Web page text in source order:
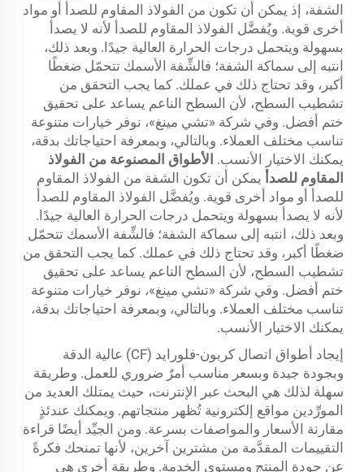
الشفة، إذ يمكن أن تكون من الفولاذ المقاوم للصدأ أو مواد
أخرى قوية. ويُفضَّل الفولاذ المقاوم للصدأ لأنه لا يصدأ
بسهولة ويتحمل درجات الحرارة العالية جيدًا. وبعد ذلك،
انتبه إلى سماكة الشفة؛ فالشِّفة الأسمك تتحمّل ضغطًا
أكبر، وقد تحتاج ذلك في عملك. كما يجب التحقق من
تشطيب السطح، لأن السطح الناعم يساعد على تحقيق
ختم أفضل. وفي شركة «تشي مينغ»، نوفر خيارات متنوعة
تناسب مختلف العملاء. وبالتالي، وبمعرفة احتياجاتك بدقة،
يمكنك الاختيار الأنسب. الأطواق المصنوعة من الفولاذ
المقاوم للصدأ يمكن أن تكون الشفة من الفولاذ المقاوم
للصدأ أو مواد أخرى قوية. ويُفضَّل الفولاذ المقاوم للصدأ
لأنه لا يصدأ بسهولة ويتحمل درجات الحرارة العالية جيدًا.
وبعد ذلك، انتبه إلى سماكة الشفة؛ فالشِّفة الأسمك تتحمّل
ضغطًا أكبر، وقد تحتاج ذلك في عملك. كما يجب التحقق من
تشطيب السطح، لأن السطح الناعم يساعد على تحقيق
ختم أفضل. وفي شركة «تشي مينغ»، نوفر خيارات متنوعة
تناسب مختلف العملاء. وبالتالي، وبمعرفة احتياجاتك بدقة،
يمكنك الاختيار الأنسب.
إيجاد أطواق اتصال كربون-فلورايد (CF) عالية الدقة
وبجودة جيدة وبسعر مناسب أمرٌ ضروري للعمل. وطريقة
سهلة لذلك هي البحث عبر الإنترنت، حيث يمتلك العديد من
المورِّدين مواقع إلكترونية تُظهر منتجاتهم. ويمكنك عندئذٍ
مقارنة الأسعار والمواصفات بسرعة. ومن الجيِّد أيضًا قراءة
التقييمات المقدَّمة من مشترين آخرين، لأنها تمنحك فكرةً
عن جودة المنتج ومستوى الخدمة. وطريقة أخرى هي